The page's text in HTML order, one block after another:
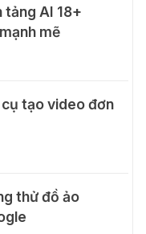
múa với Google
video AI + 100
Dola.com
Plus 12
tảng AI 18+
mẽ
cụ tạo video đơn
thử đồ ảo